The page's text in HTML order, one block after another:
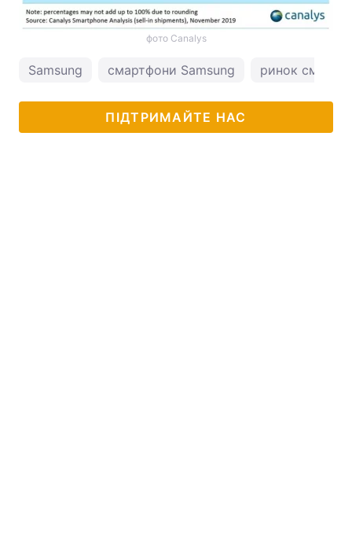
фото Canalys
Samsung смартфони Samsung ринок
ПІДТРИМАЙТЕ НАС